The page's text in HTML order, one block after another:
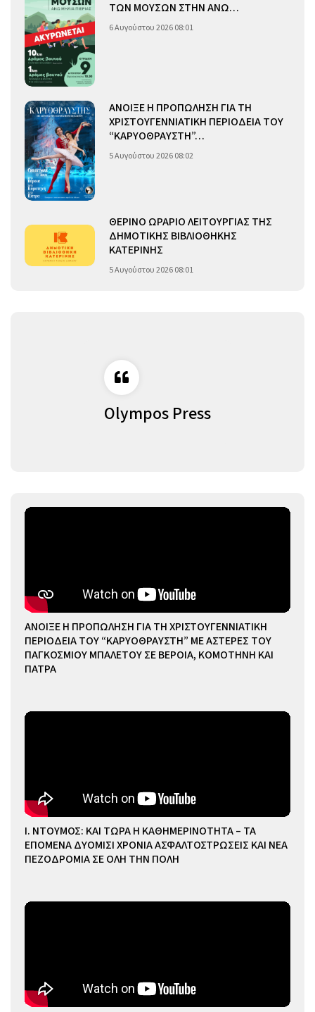
ΤΩΝ ΜΟΥΣΩΝ ΣΤΗΝ ΑΝΩ…
6 Αυγούστου 2026 08:01
ΑΝΟΙΞΕ Η ΠΡΟΠΩΛΗΣΗ ΓΙΑ ΤΗ
ΧΡΙΣΤΟΥΓΕΝΝΙΑΤΙΚΗ ΠΕΡΙΟΔΕΙΑ ΤΟΥ
“ΚΑΡΥΟΘΡΑΥΣΤΗ”…
5 Αυγούστου 2026 08:02
ΘΕΡΙΝΟ ΩΡΑΡΙΟ ΛΕΙΤΟΥΡΓΙΑΣ ΤΗΣ
ΔΗΜΟΤΙΚΗΣ ΒΙΒΛΙΟΘΗΚΗΣ
ΚΑΤΕΡΙΝΗΣ
5 Αυγούστου 2026 08:01
Olympos Press
ΑΝΟΙΞΕ Η ΠΡΟΠΩΛΗΣΗ ΓΙΑ ΤΗ ΧΡΙΣΤΟΥΓΕΝΝΙΑΤΙΚΗ
ΠΕΡΙΟΔΕΙΑ ΤΟΥ “ΚΑΡΥΟΘΡΑΥΣΤΗ” ΜΕ ΑΣΤΕΡΕΣ ΤΟΥ
ΠΑΓΚΟΣΜΙΟΥ ΜΠΑΛΕΤΟΥ ΣΕ ΒΕΡΟΙΑ, ΚΟΜΟΤΗΝΗ ΚΑΙ
ΠΑΤΡΑ
Ι. ΝΤΟΥΜΟΣ: ΚΑΙ ΤΩΡΑ Η ΚΑΘΗΜΕΡΙΝΟΤΗΤΑ – ΤΑ
ΕΠΟΜΕΝΑ ΔΥΟΜΙΣΙ ΧΡΟΝΙΑ ΑΣΦΑΛΤΟΣΤΡΩΣΕΙΣ ΚΑΙ ΝΕΑ
ΠΕΖΟΔΡΟΜΙΑ ΣΕ ΟΛΗ ΤΗΝ ΠΟΛΗ